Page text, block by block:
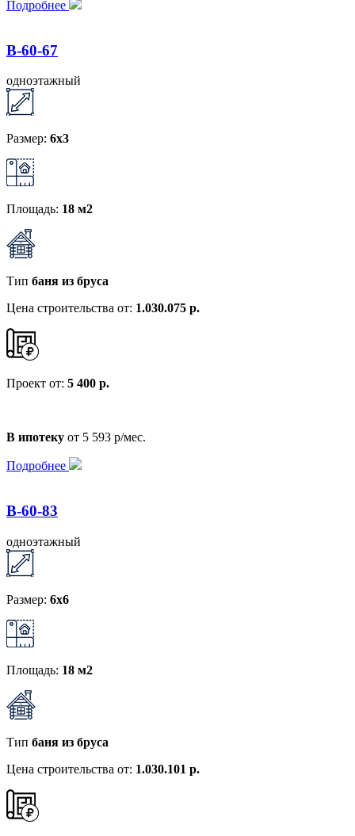
Подробнее
B-60-67
одноэтажный
Размер: 6x3
Площадь: 18 м2
Тип баня из бруса
Цена строительства от: 1.030.075 р.
Проект от: 5 400 р.
В ипотеку от 5 593 р/мес.
Подробнее
B-60-83
одноэтажный
Размер: 6x6
Площадь: 18 м2
Тип баня из бруса
Цена строительства от: 1.030.101 р.